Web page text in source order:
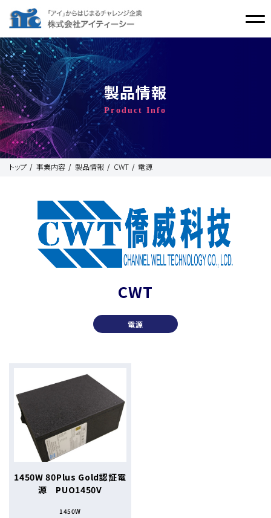
製品情報
Product Info
トップ 事業内容 製品情報 CWT 電源
CWT
電源
1450W 80Plus Gold認証電
源 PUO1450V
1450W